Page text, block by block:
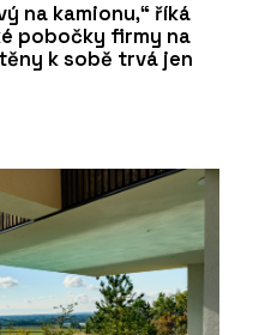
na kamionu,“ říká
pobočky firmy na
k sobě trvá jen